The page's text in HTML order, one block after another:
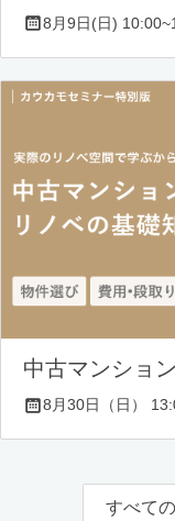
8月9日(日)
中古マンショ
8月30日（日）
すべて